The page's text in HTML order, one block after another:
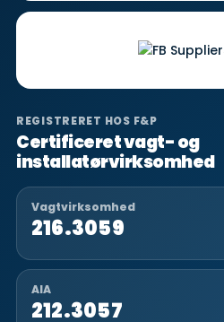
REGISTRERET HOS F&P
Certificeret vagt- og
installatørvirksomhed
Vagtvirksomhed
216.3059
AIA
212.3057